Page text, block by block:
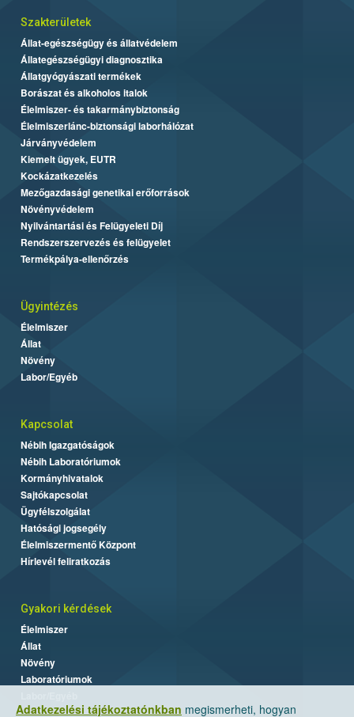
Adatkezelési tájékoztatónkban megismerheti, hogyan
Szakterületek
Állat-egészségügy és állatvédelem
Állategészségügyi diagnosztika
Állatgyógyászati termékek
Borászat és alkoholos italok
Élelmiszer- és takarmánybiztonság
Élelmiszerlánc-biztonsági laborhálózat
Járványvédelem
Kiemelt ügyek, EUTR
Kockázatkezelés
Mezőgazdasági genetikai erőforrások
Növényvédelem
Nyilvántartási és Felügyeleti Díj
Rendszerszervezés és felügyelet
Termékpálya-ellenőrzés
Ügyintézés
Élelmiszer
Állat
Növény
Labor/Egyéb
Kapcsolat
Nébih Igazgatóságok
Nébih Laboratóriumok
Kormányhivatalok
Sajtókapcsolat
Ügyfélszolgálat
Hatósági jogsegély
Élelmiszermentő Központ
Hírlevél feliratkozás
Gyakori kérdések
Élelmiszer
Állat
Növény
Laboratóriumok